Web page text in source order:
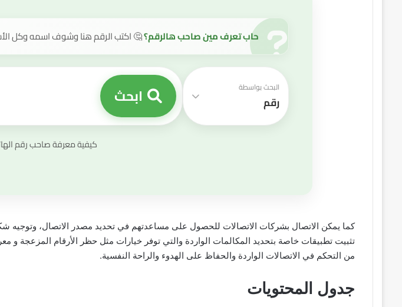
حاب تعرف مين صاحب هالرقم؟🤔 اكتب الرقم هنا وشوف اسمه وكل
البحث بواسطة
رقم قيمة البحث ابحث
كيفية معرفة صاحب رقم
كما يمكن الاتصال بشركات الاتصالات للحصول على مساعدتهم في تحديد مصدر الاتصال، وتوجيه
تثبيت تطبيقات خاصة بتحديد المكالمات الواردة والتي توفر خيارات مثل حظر الأرقام المزعجة و
من التحكم في الاتصالات الواردة والحفاظ على الهدوء والراحة النفسية.
جدول المحتويات